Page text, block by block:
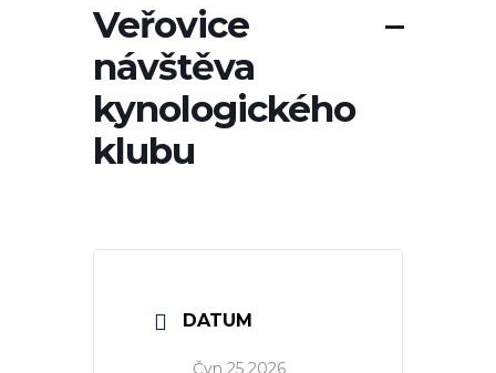
Veřovice –
návštěva
kynologického
klubu
DATUM
Čvn 25 2026